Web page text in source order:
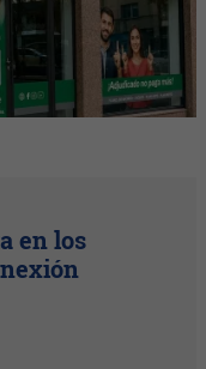
en los